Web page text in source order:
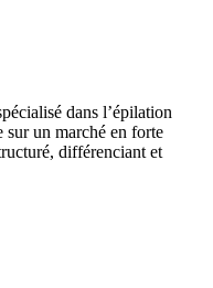
dans l’épilation
sur un marché en forte
différenciant et